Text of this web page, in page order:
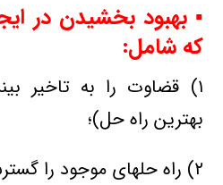
▪ بهبود بخشیدن در
كه شامل:
۱) قضاوت را به تاخیر
بهترین راه حل)؛
۲) راه حلهای موجود را گسترش دهید؛